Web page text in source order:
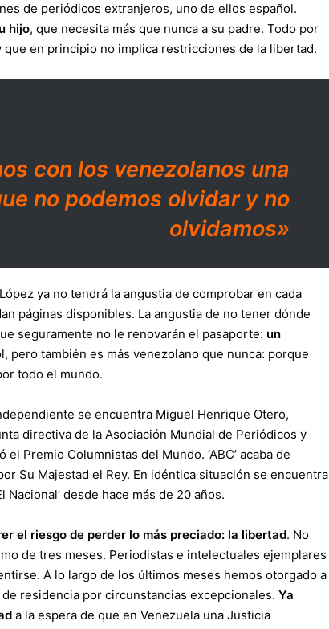
de periódicos extranjeros, uno de ellos español.
hijo, que necesita más que nunca a su padre. Todo por
en principio no implica restricciones de la libertad.
con los venezolanos una
no podemos olvidar y no
olvidamos»
ya no tendrá la angustia de comprobar en cada
páginas disponibles. La angustia de no tener dónde
seguramente no le renovarán el pasaporte: un
pero también es más venezolano que nunca: porque
todo el mundo.
se encuentra Miguel Henrique Otero,
directiva de la Asociación Mundial de Periódicos y
Premio Columnistas del Mundo. ‘ABC’ acaba de
Su Majestad el Rey. En idéntica situación se encuentra
desde hace más de 20 años.
el riesgo de perder lo más preciado: la libertad. No
de tres meses. Periodistas e intelectuales ejemplares
A lo largo de los últimos meses hemos otorgado a
residencia por circunstancias excepcionales. Ya
a la espera de que en Venezuela una Justicia